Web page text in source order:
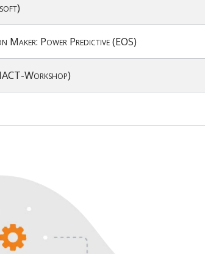
Maker: Power Predictive (EOS)
Workshop)